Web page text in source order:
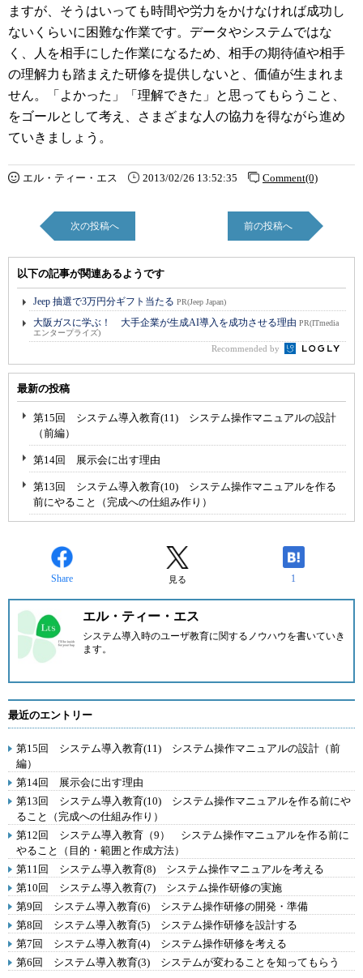
ますが、そうはいっても時間や労力をかけなければ成功し
ないくらいに困難な作業です。データやシステムではな
く、人を相手にした作業になるため、相手の期待値や相手
の理解力も踏まえた研修を提供しないと、価値が生まれま
せん。「よかった」「理解できた」と思ってもらうこと、
をゴールとして考え、さまざまな人の協力を得ながら進め
ていきましょう。
エル・ティー・エス 2013/02/26 13:52:35 Comment(0)
次の投稿へ 前の投稿へ
以下の記事が関連あるようです
Jeep 抽選で3万円分ギフト当たる PR(Jeep Japan)
大阪ガスに学ぶ！ 大手企業が生成AI導入を成功させる理由 PR(ITmedia
エンタープライズ)
Recommended by
最新の投稿
第15回 システム導入教育(11) システム操作マニュアルの設計
（前編）
第14回 展示会に出す理由
第13回 システム導入教育(10) システム操作マニュアルを作る
前にやること（完成への仕組み作り）
Share 見る 1
エル・ティー・エス
システム導入時のユーザ教育に関するノウハウを書いていき
ます。
最近のエントリー
第15回 システム導入教育(11) システム操作マニュアルの設計（前
編）
第14回 展示会に出す理由
第13回 システム導入教育(10) システム操作マニュアルを作る前にや
ること（完成への仕組み作り）
第12回 システム導入教育（9） システム操作マニュアルを作る前に
やること（目的・範囲と作成方法）
第11回 システム導入教育(8) システム操作マニュアルを考える
第10回 システム導入教育(7) システム操作研修の実施
第9回 システム導入教育(6) システム操作研修の開発・準備
第8回 システム導入教育(5) システム操作研修を設計する
第7回 システム導入教育(4) システム操作研修を考える
第6回 システム導入教育(3) システムが変わることを知ってもらう